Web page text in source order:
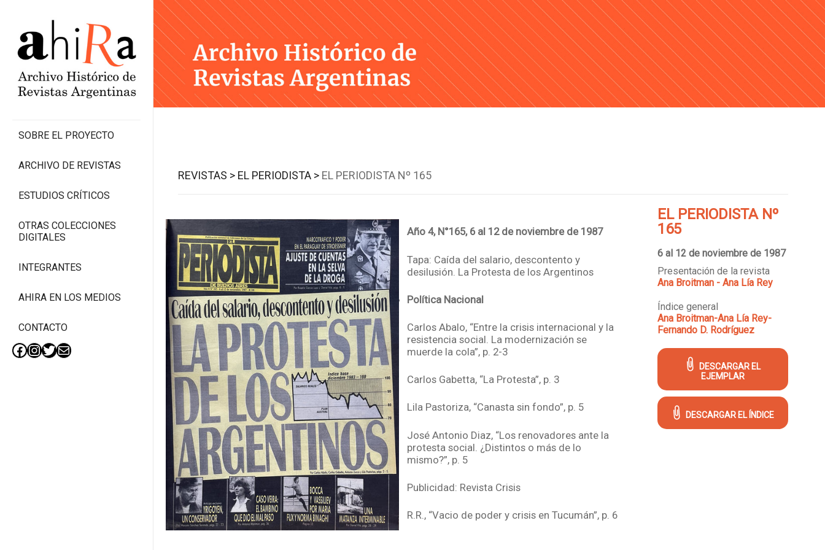
Skip
to
content
SOBRE EL PROYECTO
ARCHIVO DE REVISTAS
ESTUDIOS CRÍTICOS
OTRAS COLECCIONES
DIGITALES
INTEGRANTES
AHIRA EN LOS MEDIOS
CONTACTO
Facebook
Instagram
Twitter
Mail
REVISTAS > EL PERIODISTA > EL PERIODISTA Nº 165
Año 4, N°165, 6 al 12 de noviembre de 1987
Tapa: Caída del salario, descontento y
desilusión. La Protesta de los Argentinos
Política Nacional
Carlos Abalo, “Entre la crisis internacional y la
resistencia social. La modernización se
muerde la cola”, p. 2-3
Carlos Gabetta, “La Protesta”, p. 3
Lila Pastoriza, “Canasta sin fondo”, p. 5
José Antonio Diaz, “Los renovadores ante la
protesta social. ¿Distintos o más de lo
mismo?”, p. 5
Publicidad: Revista Crisis
R.R., “Vacio de poder y crisis en Tucumán”, p. 6
EL PERIODISTA Nº
165
6 al 12 de noviembre de 1987
Presentación de la revista
Ana Broitman - Ana Lía Rey
Índice general
Ana Broitman-Ana Lía Rey-
Fernando D. Rodríguez
DESCARGAR EL
EJEMPLAR
DESCARGAR EL ÍNDICE